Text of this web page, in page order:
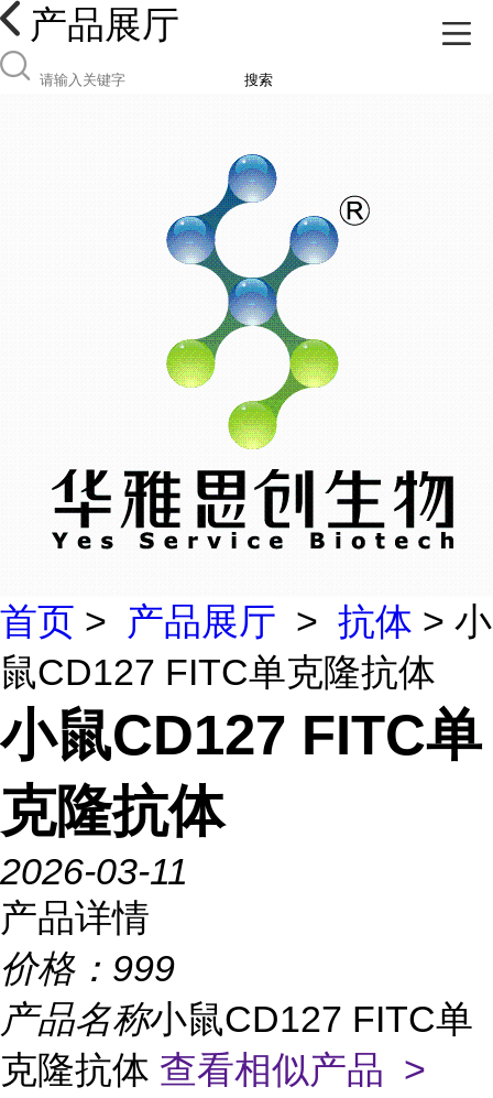
产品展厅
搜索
首页 > 产品展厅 > 抗体 > 小
鼠CD127 FITC单克隆抗体
小鼠CD127 FITC单
克隆抗体
2026-03-11
产品详情
价格： 999
产品名称小鼠CD127 FITC单
克隆抗体 查看相似产品 >